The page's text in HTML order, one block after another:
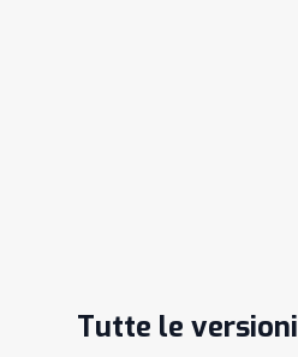
Tutte le versioni